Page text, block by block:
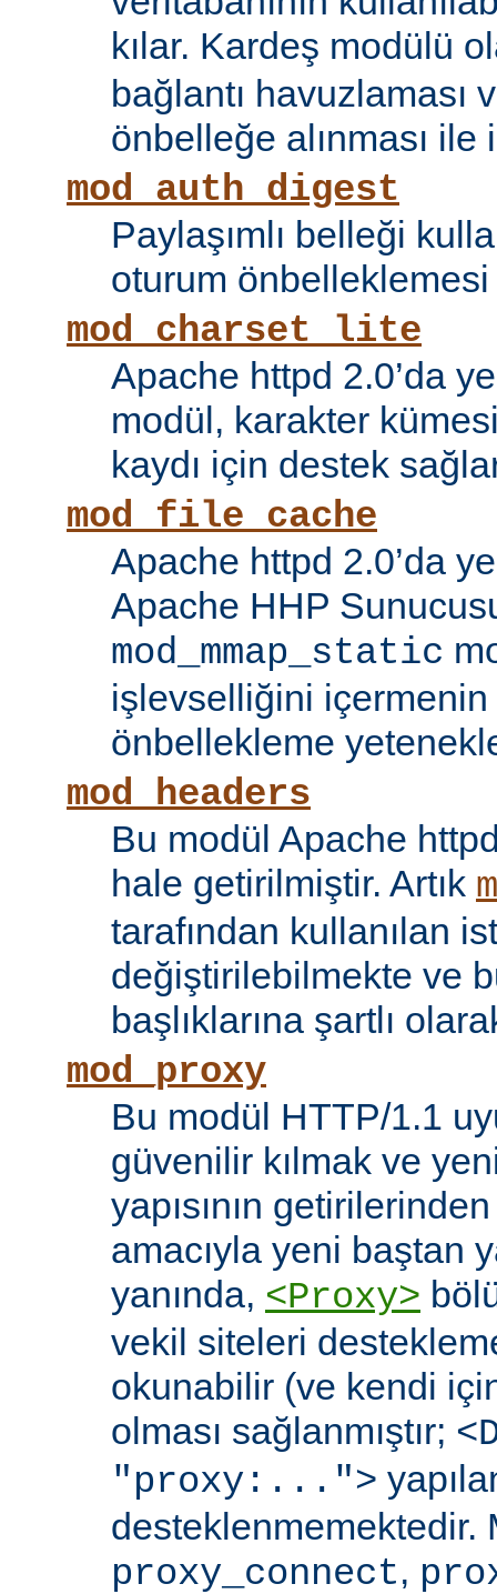
kılar. Kardeş modülü
bağlantı havuzlaması
önbelleğe alınması ile
mod_auth_digest
Paylaşımlı belleği
oturum
mod_charset_lite
Apache httpd 2.0’da
modül, karakter
kaydı için destek
mod_file_cache
Apache httpd 2.0’da
Apache HHP
mod_mmap_static
işlevselliğini içermenin
önbellekleme
mod_headers
Bu modül Apache
hale getirilmiştir. Artık
tarafından kullanılan
değiştirilebilmekte ve
başlıklarına şartlı
mod_proxy
Bu modül HTTP/1.1
güvenilir kılmak ve
yapısının
amacıyla yeni baştan
yanında, <Proxy>
vekil siteleri
okunabilir (ve kendi
olması sağlanmıştır;
"proxy:...">
desteklenmemektedir.
proxy_connect,